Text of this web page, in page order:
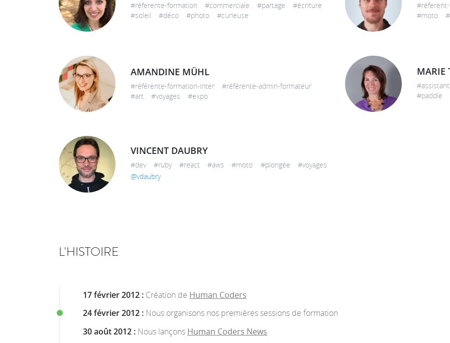
#réferente-formation #commerciale #partage #écriture
#soleil #déco #photo #curieuse
#moto
AMANDINE MÜHL
#référente-formation-inter #référente-admin-formateur
#art #voyages #expo
MARIE
#paddle
VINCENT DAUBRY
#dev #ruby #react #aws #moto #plongée #voyages
@vdaubry
L'HISTOIRE
17 février 2012 : Création de Human Coders
24 février 2012 : Nous organisons nos premières sessions de formation
30 août 2012 : Nous lançons Human Coders News